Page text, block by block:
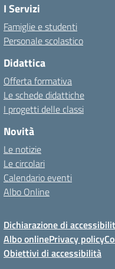
I Servizi
Famiglie e studenti
Personale scolastico
Didattica
Offerta formativa
Le schede didattiche
I progetti delle classi
Novità
Le notizie
Le circolari
Calendario eventi
Albo Online
Dichiarazione di
Albo onlinePrivacy policy
Obiettivi di accessibilità